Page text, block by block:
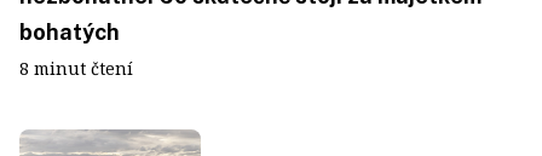
bohatých
8 minut čtení